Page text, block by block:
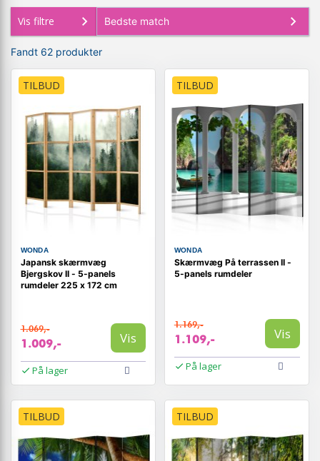
Vis filtre
Fandt 62 produkter
TILBUD
WONDA
Japansk skærmvæg
Bjergskov II - 5-panels
rumdeler 225 x 172 cm
1.069,-
1.009,- Vis
På lager
TILBUD
WONDA
Skærmvæg På terrassen II -
5-panels rumdeler
1.169,-
1.109,- Vis
På lager
TILBUD TILBUD